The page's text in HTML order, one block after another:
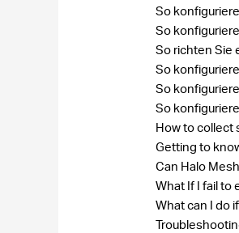
So
So
So richten Sie
So
So
So
How to collect
Getting to
Can Halo
What If I fail to
What can I do